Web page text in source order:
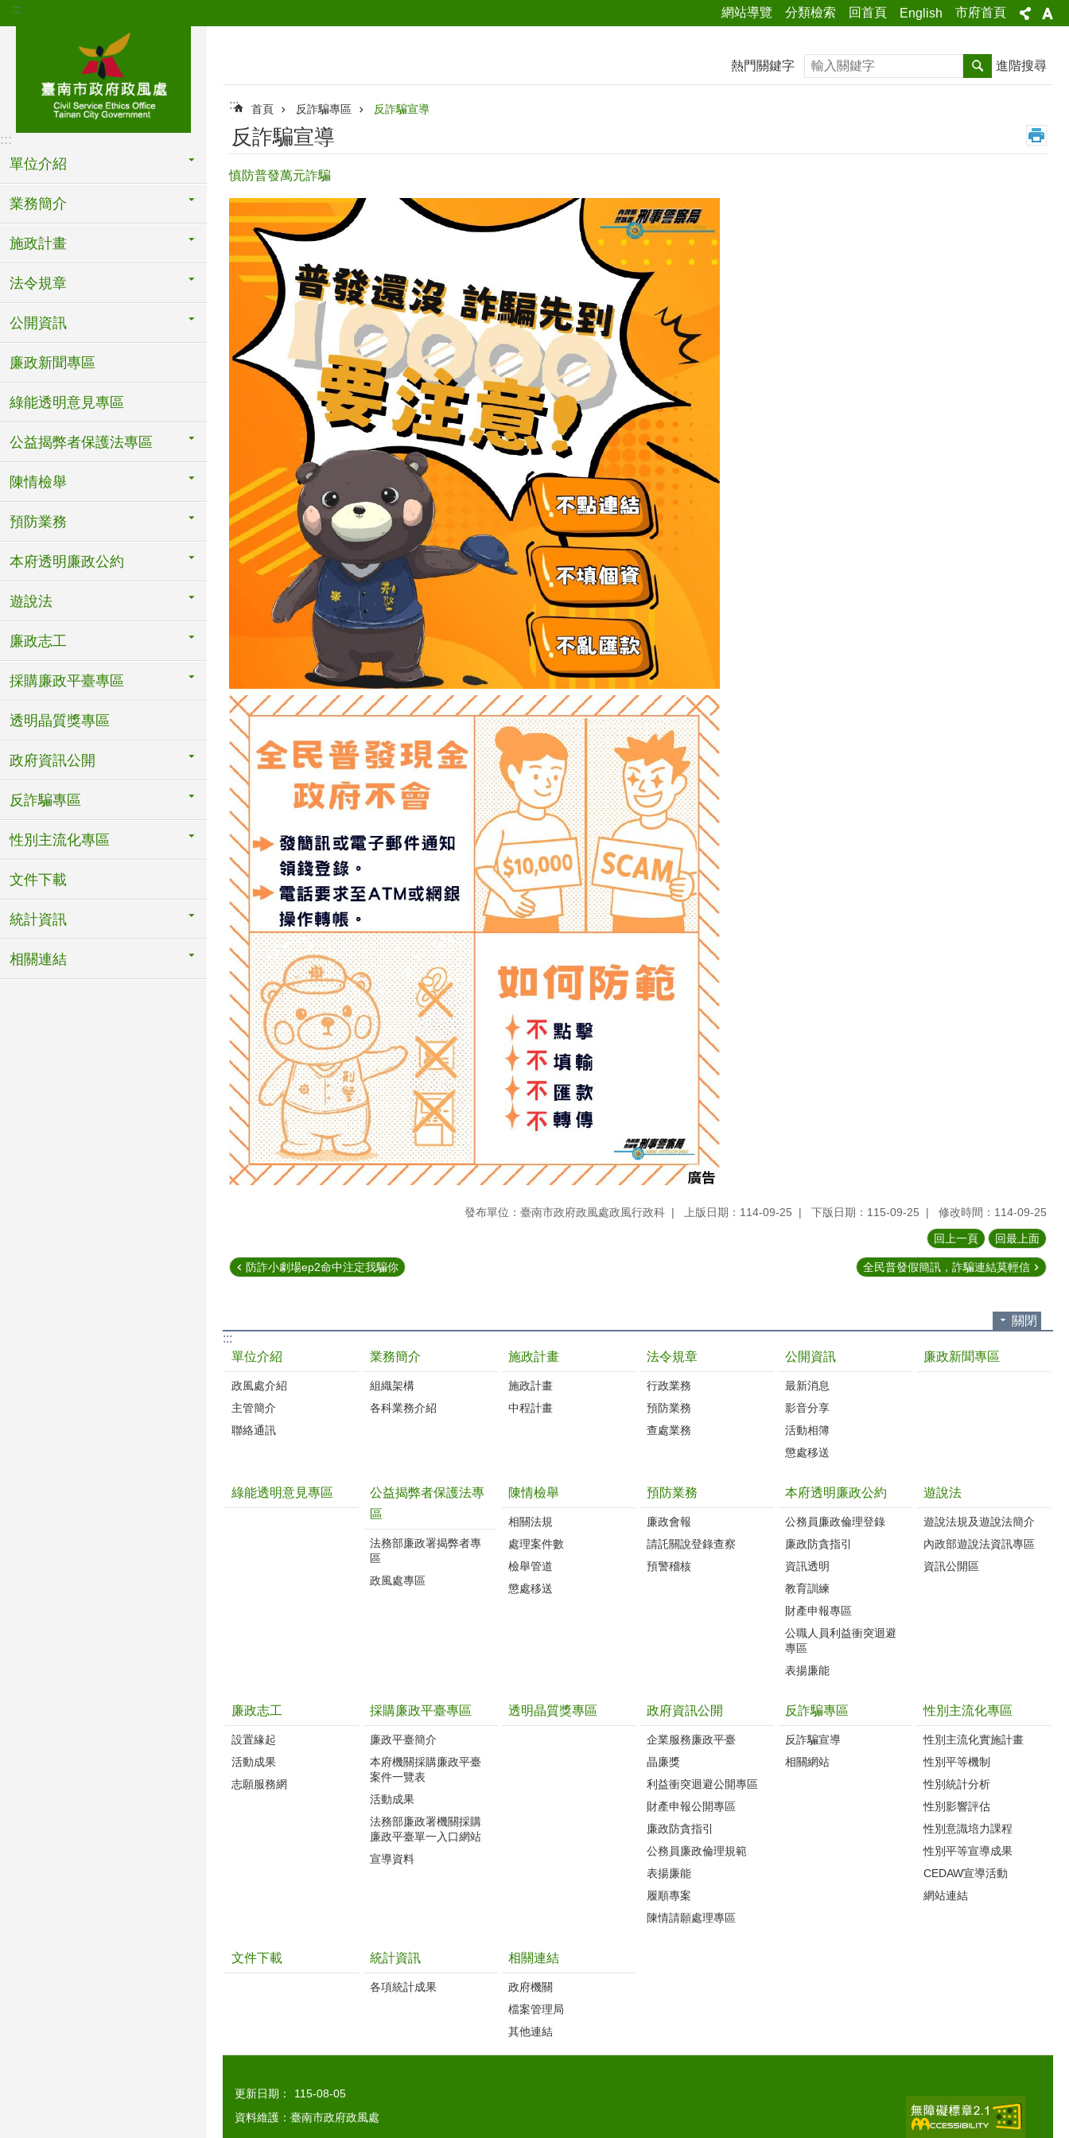
跳到主要內容區塊
::: 網站導覽 分類檢索 回首頁 English 市府首頁
:::
單位介紹
業務簡介
施政計畫
法令規章
公開資訊
廉政新聞專區
綠能透明意見專區
公益揭弊者保護法專區
陳情檢舉
預防業務
本府透明廉政公約
遊說法
廉政志工
採購廉政平臺專區
透明晶質獎專區
政府資訊公開
反詐騙專區
性別主流化專區
文件下載
統計資訊
相關連結
熱門關鍵字 搜尋 進階搜尋
::: 首頁 反詐騙專區 反詐騙宣導
反詐騙宣導
慎防普發萬元詐騙
發布單位：臺南市政府政風處政風行政科 上版日期：114-09-25 下版日期：115-09-25 修改時間：114-09-25
回上一頁 回最上面
防詐小劇場ep2命中注定我騙你 全民普發假簡訊，詐騙連結莫輕信
關閉
:::
單位介紹
政風處介紹
主管簡介
聯絡通訊
業務簡介
組織架構
各科業務介紹
施政計畫
施政計畫
中程計畫
法令規章
行政業務
預防業務
查處業務
公開資訊
最新消息
影音分享
活動相簿
懲處移送
廉政新聞專區
綠能透明意見專區
公益揭弊者保護法專
區
法務部廉政署揭弊者專
區
政風處專區
陳情檢舉
相關法規
處理案件數
檢舉管道
懲處移送
預防業務
廉政會報
請託關說登錄查察
預警稽核
本府透明廉政公約
公務員廉政倫理登錄
廉政防貪指引
資訊透明
教育訓練
財產申報專區
公職人員利益衝突迴避
專區
表揚廉能
遊說法
遊說法規及遊說法簡介
內政部遊說法資訊專區
資訊公開區
廉政志工
設置緣起
活動成果
志願服務網
採購廉政平臺專區
廉政平臺簡介
本府機關採購廉政平臺
案件一覽表
活動成果
法務部廉政署機關採購
廉政平臺單一入口網站
宣導資料
透明晶質獎專區 政府資訊公開
企業服務廉政平臺
晶廉獎
利益衝突迴避公開專區
財產申報公開專區
廉政防貪指引
公務員廉政倫理規範
表揚廉能
履順專案
陳情請願處理專區
反詐騙專區
反詐騙宣導
相關網站
性別主流化專區
性別主流化實施計畫
性別平等機制
性別統計分析
性別影響評估
性別意識培力課程
性別平等宣導成果
CEDAW宣導活動
網站連結
文件下載 統計資訊
各項統計成果
相關連結
政府機關
檔案管理局
其他連結
更新日期：
115-08-05
資料維護：臺南市政府政風處